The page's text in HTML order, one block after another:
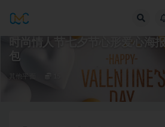
时尚情人节七夕节心形爱心海
包
其他平面